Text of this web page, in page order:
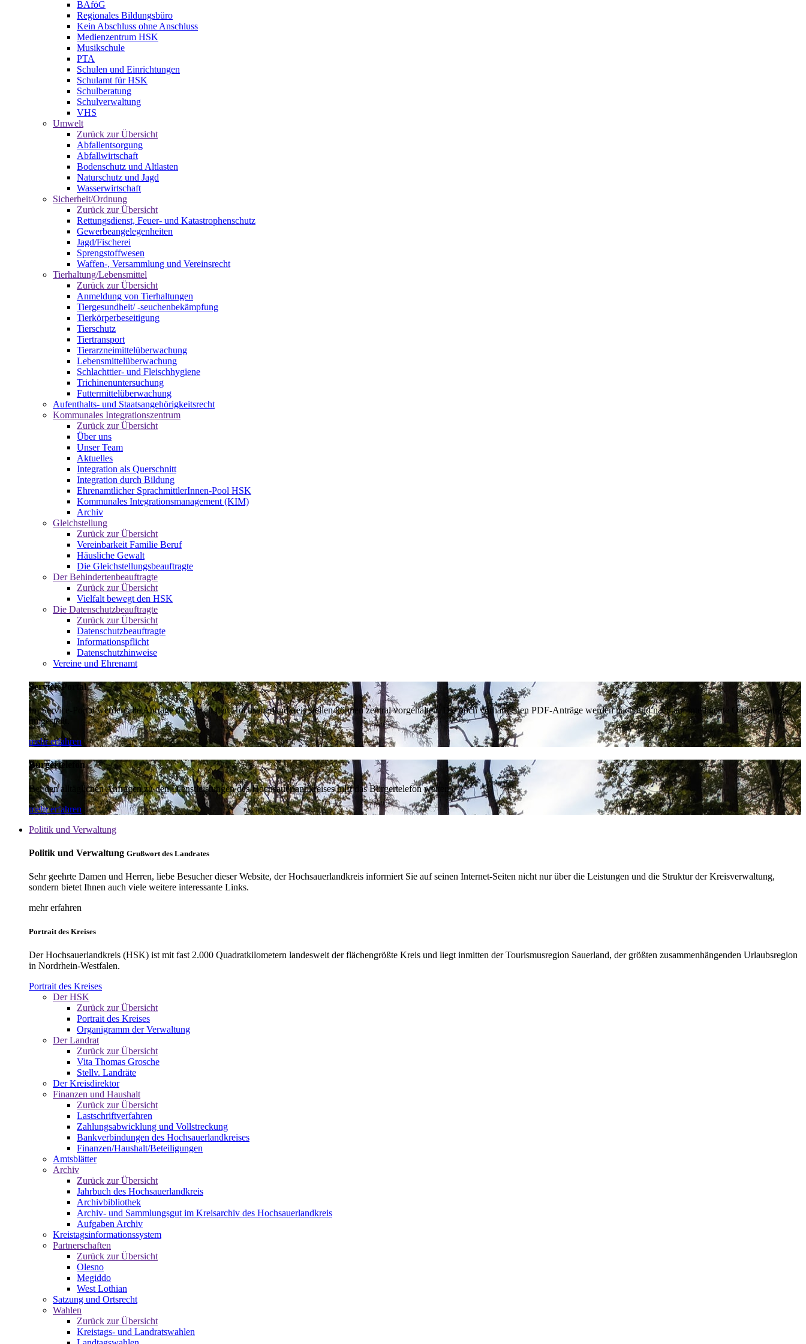
BAföG
Regionales Bildungsbüro
Kein Abschluss ohne Anschluss
Medienzentrum HSK
Musikschule
PTA
Schulen und Einrichtungen
Schulamt für HSK
Schulberatung
Schulverwaltung
VHS
Umwelt
Zurück zur Übersicht
Abfallentsorgung
Abfallwirtschaft
Bodenschutz und Altlasten
Naturschutz und Jagd
Wasserwirtschaft
Sicherheit/Ordnung
Zurück zur Übersicht
Rettungsdienst, Feuer- und Katastrophenschutz
Gewerbeangelegenheiten
Jagd/Fischerei
Sprengstoffwesen
Waffen-, Versammlung und Vereinsrecht
Tierhaltung/Lebensmittel
Zurück zur Übersicht
Anmeldung von Tierhaltungen
Tiergesundheit/ -seuchenbekämpfung
Tierkörperbeseitigung
Tierschutz
Tiertransport
Tierarzneimittelüberwachung
Lebensmittelüberwachung
Schlachttier- und Fleischhygiene
Trichinenuntersuchung
Futtermittelüberwachung
Aufenthalts- und Staatsangehörigkeitsrecht
Kommunales Integrationszentrum
Zurück zur Übersicht
Über uns
Unser Team
Aktuelles
Integration als Querschnitt
Integration durch Bildung
Ehrenamtlicher SprachmittlerInnen-Pool HSK
Kommunales Integrationsmanagement (KIM)
Archiv
Gleichstellung
Zurück zur Übersicht
Vereinbarkeit Familie Beruf
Häusliche Gewalt
Die Gleichstellungsbeauftragte
Der Behindertenbeauftragte
Zurück zur Übersicht
Vielfalt bewegt den HSK
Die Datenschutzbeauftragte
Zurück zur Übersicht
Datenschutzbeauftragte
Informationspflicht
Datenschutzhinweise
Vereine und Ehrenamt
Service-Portal
Im Service-Portal werden alle Anträge die Sie an den Hochsauerlandkreis stellen können zentral vorgehalten. Die noch vorhandenen PDF-Anträge werden nach und nach auf intelligente Online-Anträge
umgestellt.
mehr erfahren
Bürgertelefon
Bei den alltäglichen Anfragen zu den Dienstleistungen des Hochsauerlandkreises hilft das Bürgertelefon weiter.
mehr erfahren
Politik und Verwaltung
Politik und Verwaltung Grußwort des Landrates
Sehr geehrte Damen und Herren, liebe Besucher dieser Website, der Hochsauerlandkreis informiert Sie auf seinen Internet-Seiten nicht nur über die Leistungen und die Struktur der Kreisverwaltung,
sondern bietet Ihnen auch viele weitere interessante Links.
mehr erfahren
Portrait des Kreises
Der Hochsauerlandkreis (HSK) ist mit fast 2.000 Quadratkilometern landesweit der flächengrößte Kreis und liegt inmitten der Tourismusregion Sauerland, der größten zusammenhängenden Urlaubsregion
in Nordrhein-Westfalen.
Portrait des Kreises
Der HSK
Zurück zur Übersicht
Portrait des Kreises
Organigramm der Verwaltung
Der Landrat
Zurück zur Übersicht
Vita Thomas Grosche
Stellv. Landräte
Der Kreisdirektor
Finanzen und Haushalt
Zurück zur Übersicht
Lastschriftverfahren
Zahlungsabwicklung und Vollstreckung
Bankverbindungen des Hochsauerlandkreises
Finanzen/Haushalt/Beteiligungen
Amtsblätter
Archiv
Zurück zur Übersicht
Jahrbuch des Hochsauerlandkreis
Archivbibliothek
Archiv- und Sammlungsgut im Kreisarchiv des Hochsauerlandkreis
Aufgaben Archiv
Kreistagsinformationssystem
Partnerschaften
Zurück zur Übersicht
Olesno
Megiddo
West Lothian
Satzung und Ortsrecht
Wahlen
Zurück zur Übersicht
Kreistags- und Landratswahlen